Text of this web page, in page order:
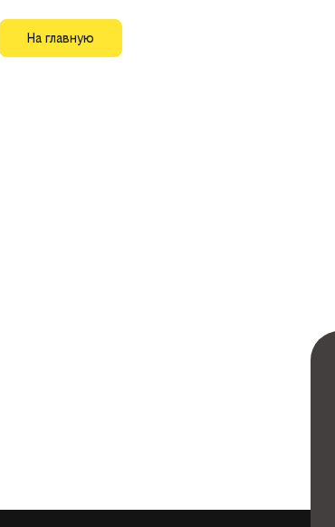
На главную